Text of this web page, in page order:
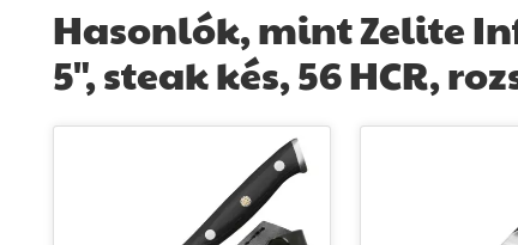
Hasonlók, mint Zelite
5", steak kés, 56 HCR,